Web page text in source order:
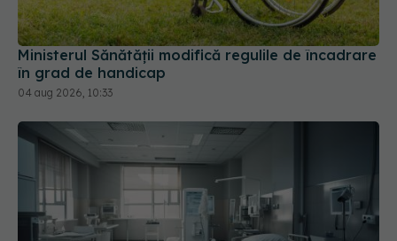
Ministerul Sănătății modifică regulile de încadrare
în grad de handicap
04 aug 2026, 10:33